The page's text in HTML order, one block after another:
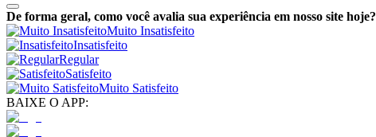
De forma geral, como você avalia sua experiência em nosso site hoje?
Muito Insatisfeito
Insatisfeito
Regular
Satisfeito
Muito Satisfeito
BAIXE O APP: